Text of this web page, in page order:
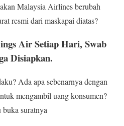
Malaysia Airlines berubah
resmi dari maskapai diatas?
Air Setiap Hari, Swab
Disiapkan.
Ada apa sebenarnya dengan
mengambil uang konsumen?
suratnya